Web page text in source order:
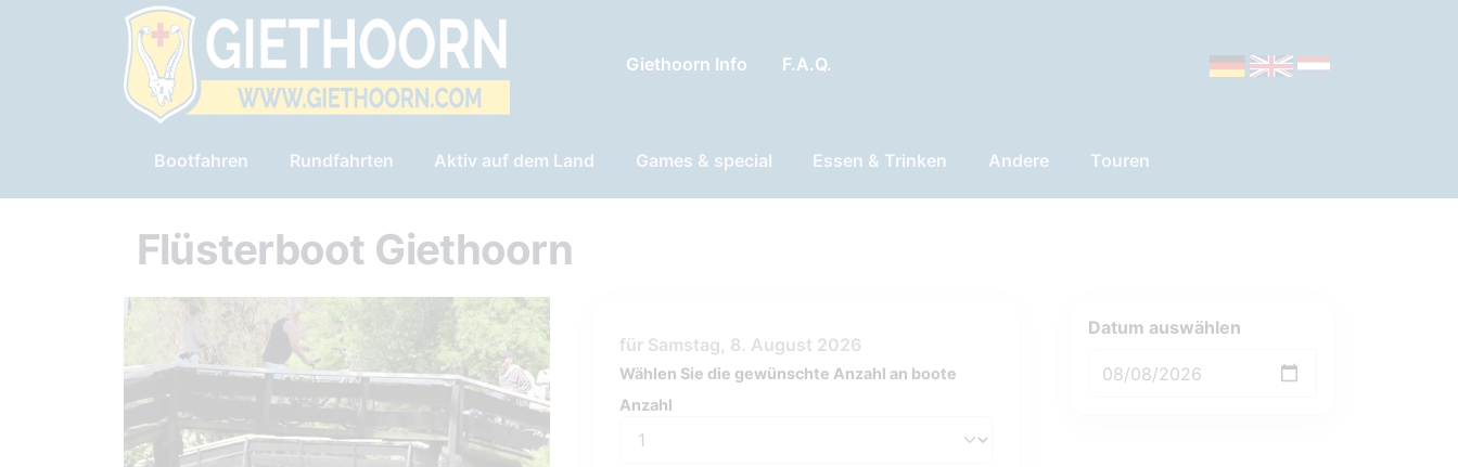
Giethoorn Info F.A.Q.
Bootfahren Rundfahrten Aktiv auf dem Land Games & special Essen & Trinken Andere Touren
Flüsterboot Giethoorn
für Samstag, 8. August 2026
Wählen Sie die gewünschte Anzahl an boote
Anzahl
Datum auswählen